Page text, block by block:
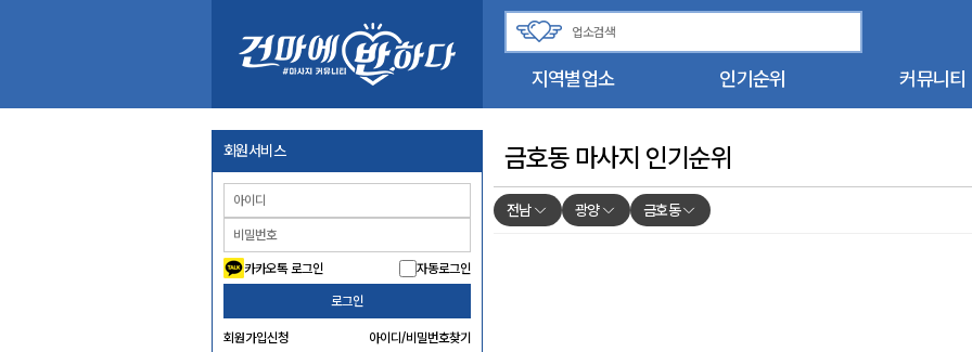
지역별업소 인기순위 커뮤니티
회원서비스
카카오톡 로그인 자동로그인
로그인
회원가입신청 아이디/비밀번호찾기
금호동 마사지 인기순위
전남 광양 금호동